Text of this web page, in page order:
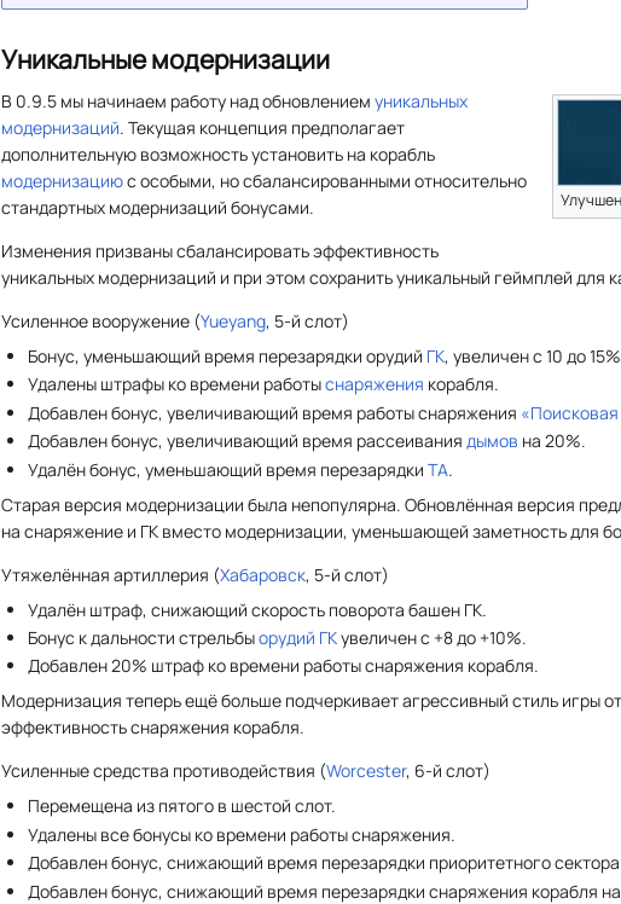
Уникальные модернизации
В 0.9.5 мы начинаем работу над обновлением уникальных
модернизаций. Текущая концепция предполагает
дополнительную возможность установить на корабль
модернизациюс особыми, но сбалансированными относительно
стандартных модернизаций бонусами.
Изменения призваны сбалансировать эффективность
уникальных модернизаций и при этом сохранить уникальный геймплей для
Усиленное вооружение (Yueyang, 5-й cлот)
Бонус, уменьшающий время перезарядки орудий ГК, увеличен с 10 до
Удалены штрафы ко времени работыснаряжения корабля.
Добавлен бонус, увеличивающий время работы снаряжения
Добавлен бонус, увеличивающий время рассеиваниядымов на 20%.
Удалён бонус, уменьшающий время перезарядкиТА.
Старая версия модернизации была непопулярна. Обновлённая версия
на снаряжение и ГК вместо модернизации, уменьшающей заметность для
Утяжелённая артиллерия (Хабаровск, 5-й cлот)
Удалён штраф, снижающий скорость поворота башен ГК.
Бонус к дальности стрельбыорудий ГКувеличен с +8 до +10%.
Добавлен 20% штраф ко времени работы снаряжения корабля.
Модернизация теперь ещё больше подчеркивает агрессивный стиль игры
эффективность снаряжения корабля.
Усиленные средства противодействия (Worcester, 6-й cлот)
Перемещена из пятого в шестой слот.
Удалены все бонусы ко времени работы снаряжения.
Добавлен бонус, снижающий время перезарядки приоритетного
Добавлен бонус, снижающий время перезарядки снаряжения корабля